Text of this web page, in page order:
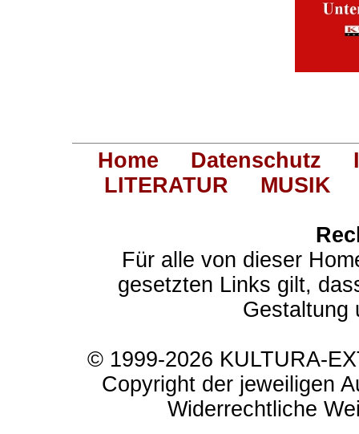
Home Datenschutz
LITERATUR
MUSIK
Für alle von dieser
gesetzten Links gilt,
Gestaltung
© 1999-2026 KULTURA-
Copyright der jeweiligen
Widerrechtliche